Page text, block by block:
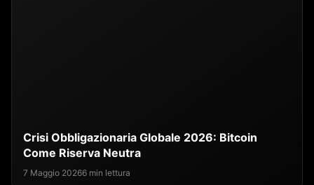
Crisi Obbligazionaria Globale 2026: Bitcoin
Come Riserva Neutra
7 Maggio 20266 min lettura